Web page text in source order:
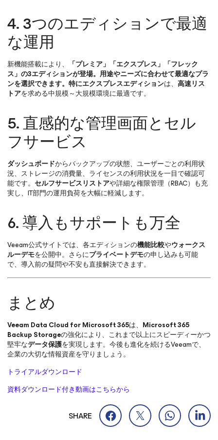
4. 3つのエディションで最適
な運用
新機能搭載により、
「プレミア」「エクスプレス」「フレック
ス」の3エディションが登場。用途やニーズに合わせて最適なプラ
ンを選択できます。特にエクスプレスエディションは、 高速リス
トアを求める中規模～大規模環境に最適です。
5. 直感的な管理画面とセル
フサービス
ダッシュボードからバックアップの状態、ユーザーごとの利用状
況、ストレージの消費量、ライセンスの利用状況を一目で確認可
能です。 セルフサービスリストアや詳細な権限管理（RBAC）も充
実し、IT部門の運用負荷を大幅に軽減します。
6. 導入もサポートも万全
Veeam公式サイトでは、各エディションの機能比較やウォークス
ルーデモを公開中。さらにプライベートデモの申し込みも可能
で、導入前の疑問や不安も直接解決できます。
まとめ
Veeam Data Cloud for Microsoft 365は、 Microsoft 365
Backup Storageの強化により、これまで以上にスピーディーかつ
堅牢なデータ保護を実現します。今後も進化を続けるVeeamで、
企業の大切な情報資産を守りましょう。
トライアルダウンロード
資料ダウンロード付き動画はこちらから
SHARE